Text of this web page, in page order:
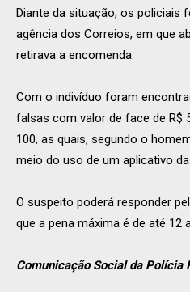
Diante da situação, os policiais
agência dos Correios, em que
retirava a encomenda.
Com o indivíduo foram
falsas com valor de face de R$
100, as quais, segundo o
meio do uso de um aplicativo da
O suspeito poderá responder
que a pena máxima é de até 12
Comunicação Social da Polícia